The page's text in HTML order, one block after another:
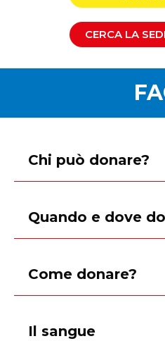
CERCA LA
Chi può donare?
Quando e dove
Come donare?
Il sangue